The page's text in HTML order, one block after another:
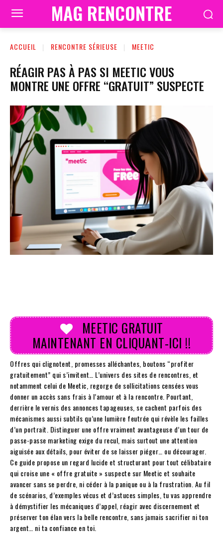
MAG RENCONTRE
ACCUEIL RENCONTRE SÉRIEUSE MEETIC
RÉAGIR PAS À PAS SI MEETIC VOUS
MONTRE UNE OFFRE “GRATUIT” SUSPECTE
MEETIC GRATUIT
MAINTENANT EN CLIQUANT-ICI !!
Offres qui clignotent, promesses alléchantes, boutons “profiter
gratuitement” qui s’invitent… L’univers des sites de rencontres, et
notamment celui de Meetic, regorge de sollicitations censées vous
donner un accès sans frais à l’amour et à la rencontre. Pourtant,
derrière le vernis des annonces tapageuses, se cachent parfois des
mécanismes aussi subtils qu’une lumière feutrée qui révèle les failles
d’un portrait. Distinguer une offre vraiment avantageuse d’un tour de
passe-passe marketing exige du recul, mais surtout une attention
aiguisée aux détails, pour éviter de se laisser piéger… ou décourager.
Ce guide propose un regard lucide et structurant pour tout célibataire
qui croise une « offre gratuite » suspecte sur Meetic et souhaite
avancer sans se perdre, ni céder à la panique ou à la frustration. Au fil
de scénarios, d’exemples vécus et d’astuces simples, tu vas apprendre
à démystifier les mécaniques d’appel, réagir avec discernement et
préserver ton élan vers la belle rencontre, sans jamais sacrifier ni ton
argent… ni ta confiance en toi.